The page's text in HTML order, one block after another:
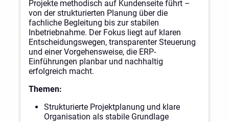
Projekte methodisch auf Kundenseite führt –
von der strukturierten Planung über die
fachliche Begleitung bis zur stabilen
Inbetriebnahme. Der Fokus liegt auf klaren
Entscheidungswegen, transparenter Steuerung
und einer Vorgehensweise, die ERP-
Einführungen planbar und nachhaltig
erfolgreich macht.
Themen:
Strukturierte Projektplanung und klare
Organisation als stabile Grundlage